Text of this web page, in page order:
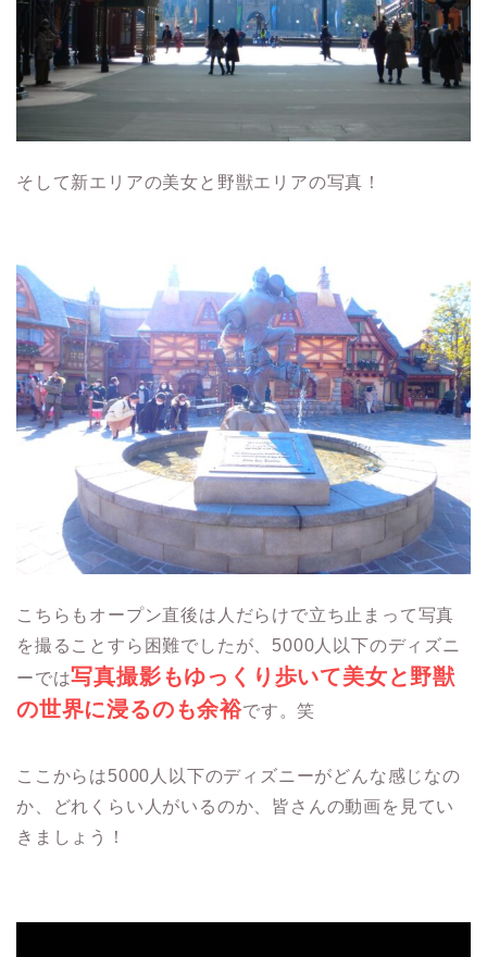
そして新エリアの美女と野獣エリアの写真！
こちらもオープン直後は人だらけで立ち止まって写真
を撮ることすら困難でしたが、5000人以下のディズニ
ーでは写真撮影もゆっくり歩いて美女と野獣
の世界に浸るのも余裕です。笑
ここからは5000人以下のディズニーがどんな感じなの
か、どれくらい人がいるのか、皆さんの動画を見てい
きましょう！